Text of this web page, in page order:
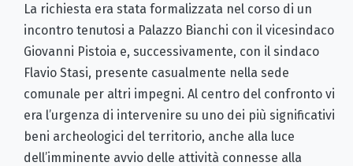
La richiesta era stata formalizzata nel corso di un
incontro tenutosi a Palazzo Bianchi con il vicesindaco
Giovanni Pistoia e, successivamente, con il sindaco
Flavio Stasi, presente casualmente nella sede
comunale per altri impegni. Al centro del confronto vi
era l’urgenza di intervenire su uno dei più significativi
beni archeologici del territorio, anche alla luce
dell’imminente avvio delle attività connesse alla